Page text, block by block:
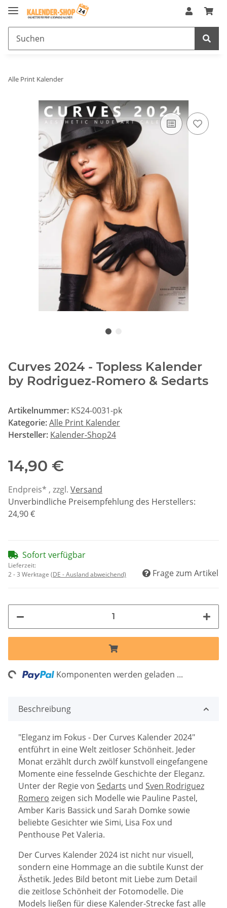
Alle Print Kalender
Curves 2024 - Topless Kalender
by Rodriguez-Romero & Sedarts
Artikelnummer: KS24-0031-pk
Kategorie:Alle Print Kalender
Hersteller: Kalender-Shop24
14,90 €
Endpreis* , zzgl. Versand
Unverbindliche Preisempfehlung des Herstellers:
24,90 €
Sofort verfügbar
Lieferzeit:
2 - 3 Werktage (DE - Ausland abweichend) Frage zum Artikel
Komponenten werden geladen ...
Beschreibung
"Eleganz im Fokus - Der Curves Kalender 2024"
entführt in eine Welt zeitloser Schönheit. Jeder
Monat erzählt durch zwölf kunstvoll eingefangene
Momente eine fesselnde Geschichte der Eleganz.
Unter der Regie von Sedarts und Sven Rodriguez
Romero zeigen sich Modelle wie Pauline Pastel,
Amber Karis Bassick und Sarah Domke sowie
beliebte Gesichter wie Simi, Lisa Fox und
Penthouse Pet Valeria.
Der Curves Kalender 2024 ist nicht nur visuell,
sondern eine Hommage an die subtile Kunst der
Ästhetik. Jedes Bild betont mit Liebe zum Detail
die zeitlose Schönheit der Fotomodelle. Die
Models ließen für diese Kalender-Strecke fast alle